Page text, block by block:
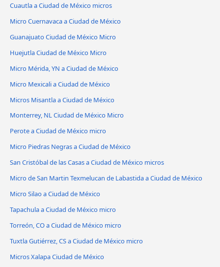
Cuautla a Ciudad de México micros
Micro Cuernavaca a Ciudad de México
Guanajuato Ciudad de México Micro
Huejutla Ciudad de México Micro
Micro Mérida, YN a Ciudad de México
Micro Mexicali a Ciudad de México
Micros Misantla a Ciudad de México
Monterrey, NL Ciudad de México Micro
Perote a Ciudad de México micro
Micro Piedras Negras a Ciudad de México
San Cristóbal de las Casas a Ciudad de México micros
Micro de San Martin Texmelucan de Labastida a Ciudad de México
Micro Silao a Ciudad de México
Tapachula a Ciudad de México micro
Torreón, CO a Ciudad de México micro
Tuxtla Gutiérrez, CS a Ciudad de México micro
Micros Xalapa Ciudad de México